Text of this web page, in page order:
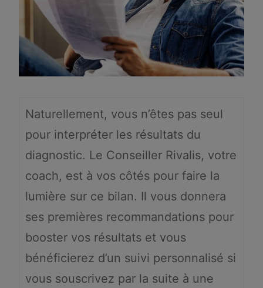
Naturellement, vous n’êtes pas seul
pour interpréter les résultats du
diagnostic. Le Conseiller Rivalis, votre
coach, est à vos côtés pour faire la
lumière sur ce bilan. Il vous donnera
ses premières recommandations pour
booster vos résultats et vous
bénéficierez d’un suivi personnalisé si
vous souscrivez par la suite à une